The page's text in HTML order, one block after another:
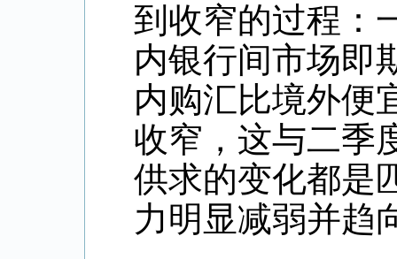
到收窄的过程：
内银行间市场即
内购汇比境外便
收窄，这与二季
供求的变化都是
力明显减弱并趋